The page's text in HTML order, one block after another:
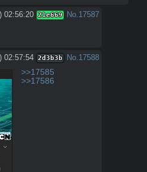
02:56:20 21e669 No. 17587
02:57:54 2d3b3b No. 17588
>>17585
>>17586